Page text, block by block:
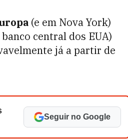
(e em Nova York)
banco central dos EUA)
já a partir de
Seguir no Google